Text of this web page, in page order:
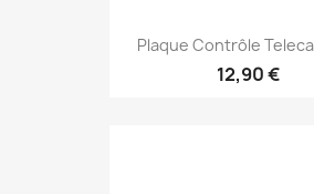
Plaque Contrôle
12,90 €